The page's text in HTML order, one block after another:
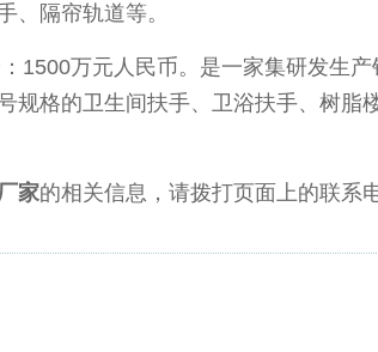
、隔帘轨道等。
1500万元人民币。是一家集研发生
规格的卫生间扶手、卫浴扶手、树脂
家的相关信息，请拨打页面上的联系